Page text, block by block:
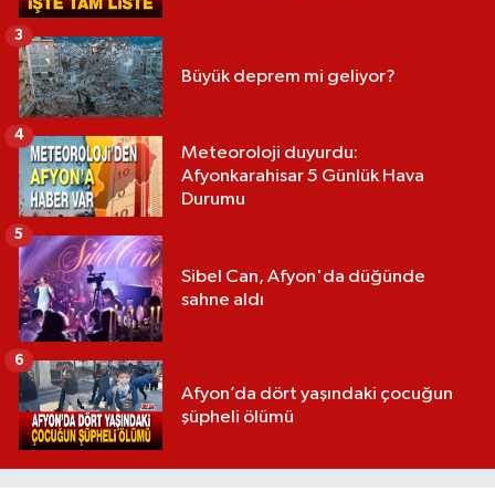
Büyük deprem mi geliyor?
3
Meteoroloji duyurdu:
Afyonkarahisar 5 Günlük Hava
Durumu
4
Sibel Can, Afyon'da düğünde
sahne aldı
5
Afyon’da dört yaşındaki çocuğun
şüpheli ölümü
6